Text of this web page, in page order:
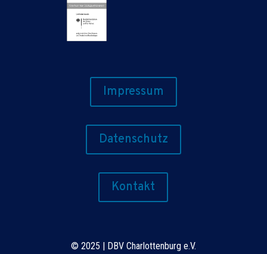
Impressum
Datenschutz
Kontakt
© 2025 | DBV Charlottenburg e.V.